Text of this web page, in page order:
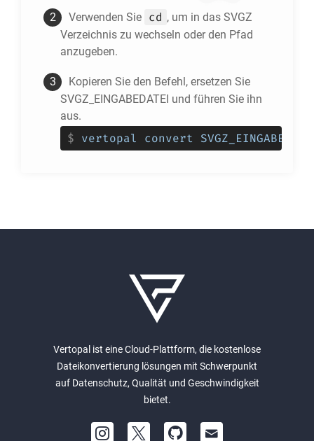
Verwenden Sie cd , um in das SVGZ
Verzeichnis zu wechseln oder den Pfad
anzugeben.
Kopieren Sie den Befehl, ersetzen Sie
SVGZ_EINGABEDATEI und führen Sie ihn
aus.
$ vertopal convert
Vertopal ist eine Cloud-Plattform, die kostenlose
Dateikonvertierung lösungen mit Schwerpunkt
auf Datenschutz, Qualität und Geschwindigkeit
bietet.